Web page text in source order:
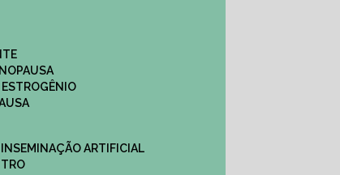
ESTROGÊNIO
INSEMINAÇÃO ARTIFICIAL